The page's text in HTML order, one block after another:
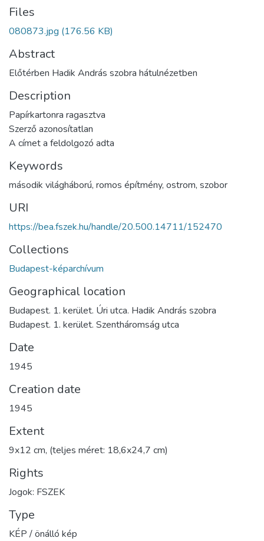
Files
080873.jpg (176.56 KB)
Abstract
Előtérben Hadik András szobra hátulnézetben
Description
Papírkartonra ragasztva
Szerző azonosítatlan
A címet a feldolgozó adta
Keywords
második világháború, romos építmény, ostrom, szobor
URI
https://bea.fszek.hu/handle/20.500.14711/152470
Collections
Budapest-képarchívum
Geographical location
Budapest. 1. kerület. Úri utca. Hadik András szobra
Budapest. 1. kerület. Szentháromság utca
Date
1945
Creation date
1945
Extent
9x12 cm, (teljes méret: 18,6x24,7 cm)
Rights
Jogok: FSZEK
Type
KÉP / önálló kép